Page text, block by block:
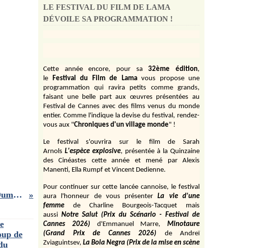
#RentreeLitteraire2021 : L’Intrusive de Claudine Dumont , un thriller psychologique qui nous plonge dans l'inconscient
LE FESTIVAL DU FILM DE LAMA
DÉVOILE SA PROGRAMMATION !
Cette année encore, pour sa 32ème édition,
le Festival du Film de Lama vous propose une
programmation qui ravira petits comme grands,
faisant une belle part aux œuvres présentées au
Festival de Cannes avec des films venus du monde
entier. Comme l'indique la devise du festival, rendez-
vous aux "Chroniques d'un village monde" !
Le festival s'ouvrira sur le film de Sarah
Arnols L'espèce explosive, présentée à la Quinzaine
des Cinéastes cette année et mené par Alexis
Manenti, Ella Rumpf et Vincent Dedienne.
Pour continuer sur cette lancée cannoise, le festival
aura l'honneur de vous présenter
La vie d'une
femme
de Charline Bourgeois-Tacquet
mais
aussi Notre Salut (Prix du Scénario - Festival de
Cannes 2026)
d'Emmanuel Marre,
Minotaure
(Grand Prix de Cannes 2026)
de Andreï
Zviaguintsev, La Bola Negra (Prix de la mise en scène